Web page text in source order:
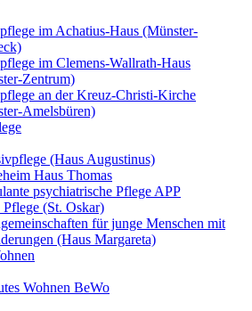
im Achatius-Haus (Münster-
im Clemens-Wallrath-Haus
Zentrum)
an der Kreuz-Christi-Kirche
Amelsbüren)
(Haus Augustinus)
Haus Thomas
psychiatrische Pflege APP
Pflege (St. Oskar)
für junge Menschen mit
(Haus Margareta)
Wohnen BeWo